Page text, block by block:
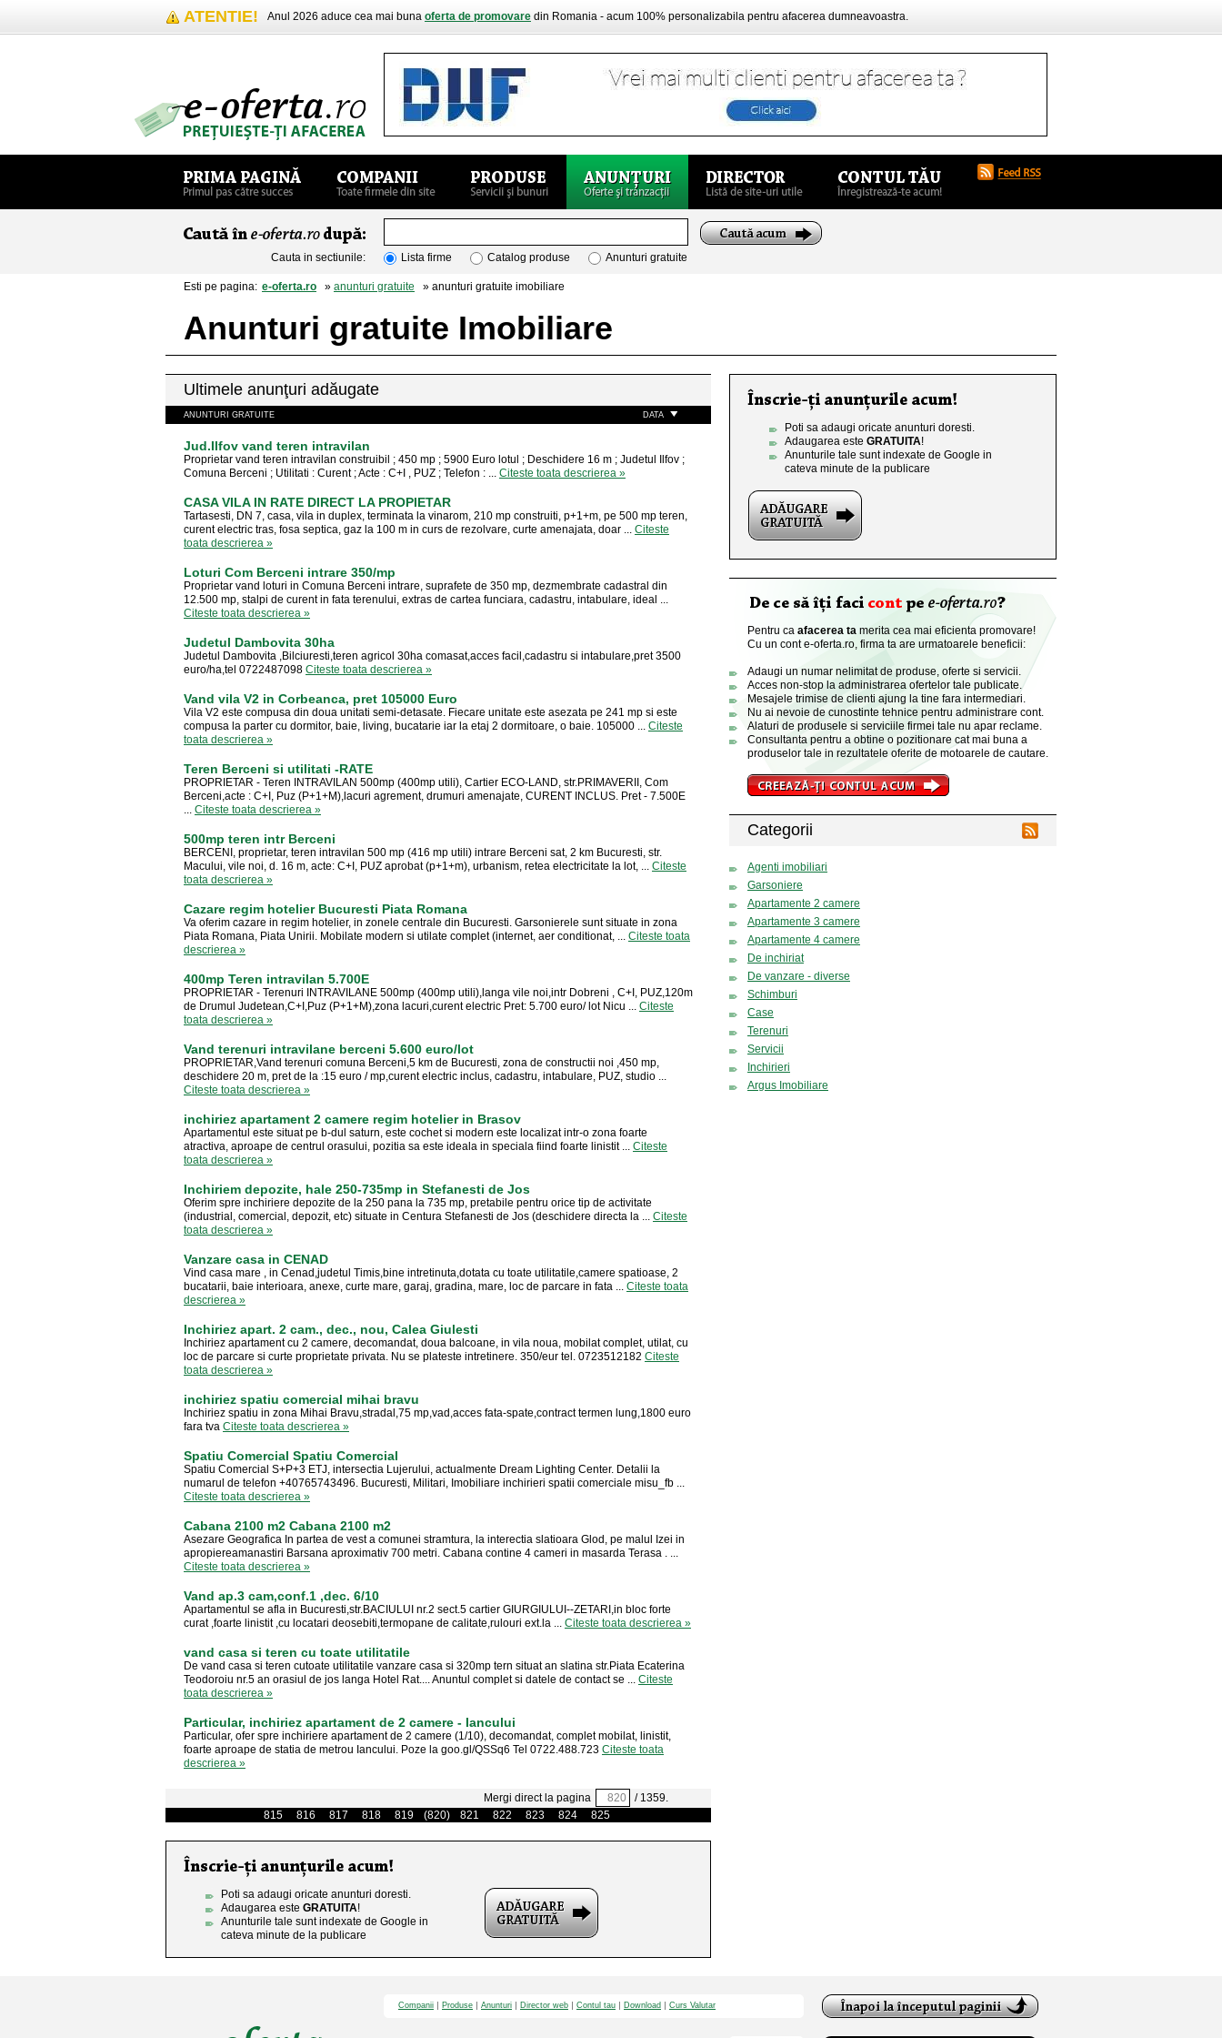
ATENTIE! Anul 2026 aduce cea mai buna oferta de promovare din Romania - acum 100% personalizabila pentru afacerea dumneavoastra.
Cauta in sectiunile: Lista firme Catalog produse Anunturi gratuite
Esti pe pagina: e-oferta.ro » anunturi gratuite » anunturi gratuite imobiliare
Anunturi gratuite Imobiliare
Ultimele anunţuri adăugate
ANUNTURI GRATUITE DATA
Jud.Ilfov vand teren intravilan
Proprietar vand teren intravilan construibil ; 450 mp ; 5900 Euro lotul ; Deschidere 16 m ; Judetul Ilfov ;
Comuna Berceni ; Utilitati : Curent ; Acte : C+I , PUZ ; Telefon : ... Citeste toata descrierea »
CASA VILA IN RATE DIRECT LA PROPIETAR
Tartasesti, DN 7, casa, vila in duplex, terminata la vinarom, 210 mp construiti, p+1+m, pe 500 mp teren,
curent electric tras, fosa septica, gaz la 100 m in curs de rezolvare, curte amenajata, doar ... Citeste
toata descrierea »
Loturi Com Berceni intrare 350/mp
Proprietar vand loturi in Comuna Berceni intrare, suprafete de 350 mp, dezmembrate cadastral din
12.500 mp, stalpi de curent in fata terenului, extras de cartea funciara, cadastru, intabulare, ideal ...
Citeste toata descrierea »
Judetul Dambovita 30ha
Judetul Dambovita ,Bilciuresti,teren agricol 30ha comasat,acces facil,cadastru si intabulare,pret 3500
euro/ha,tel 0722487098 Citeste toata descrierea »
Vand vila V2 in Corbeanca, pret 105000 Euro
Vila V2 este compusa din doua unitati semi-detasate. Fiecare unitate este asezata pe 241 mp si este
compusa la parter cu dormitor, baie, living, bucatarie iar la etaj 2 dormitoare, o baie. 105000 ... Citeste
toata descrierea »
Teren Berceni si utilitati -RATE
PROPRIETAR - Teren INTRAVILAN 500mp (400mp utili), Cartier ECO-LAND, str.PRIMAVERII, Com
Berceni,acte : C+I, Puz (P+1+M),lacuri agrement, drumuri amenajate, CURENT INCLUS. Pret - 7.500E
... Citeste toata descrierea »
500mp teren intr Berceni
BERCENI, proprietar, teren intravilan 500 mp (416 mp utili) intrare Berceni sat, 2 km Bucuresti, str.
Macului, vile noi, d. 16 m, acte: C+I, PUZ aprobat (p+1+m), urbanism, retea electricitate la lot, ... Citeste
toata descrierea »
Cazare regim hotelier Bucuresti Piata Romana
Va oferim cazare in regim hotelier, in zonele centrale din Bucuresti. Garsonierele sunt situate in zona
Piata Romana, Piata Unirii. Mobilate modern si utilate complet (internet, aer conditionat, ... Citeste toata
descrierea »
400mp Teren intravilan 5.700E
PROPRIETAR - Terenuri INTRAVILANE 500mp (400mp utili),langa vile noi,intr Dobreni , C+I, PUZ,120m
de Drumul Judetean,C+I,Puz (P+1+M),zona lacuri,curent electric Pret: 5.700 euro/ lot Nicu ... Citeste
toata descrierea »
Vand terenuri intravilane berceni 5.600 euro/lot
PROPRIETAR,Vand terenuri comuna Berceni,5 km de Bucuresti, zona de constructii noi ,450 mp,
deschidere 20 m, pret de la :15 euro / mp,curent electric inclus, cadastru, intabulare, PUZ, studio ...
Citeste toata descrierea »
inchiriez apartament 2 camere regim hotelier in Brasov
Apartamentul este situat pe b-dul saturn, este cochet si modern este localizat intr-o zona foarte
atractiva, aproape de centrul orasului, pozitia sa este ideala in speciala fiind foarte linistit ... Citeste
toata descrierea »
Inchiriem depozite, hale 250-735mp in Stefanesti de Jos
Oferim spre inchiriere depozite de la 250 pana la 735 mp, pretabile pentru orice tip de activitate
(industrial, comercial, depozit, etc) situate in Centura Stefanesti de Jos (deschidere directa la ... Citeste
toata descrierea »
Vanzare casa in CENAD
Vind casa mare , in Cenad,judetul Timis,bine intretinuta,dotata cu toate utilitatile,camere spatioase, 2
bucatarii, baie interioara, anexe, curte mare, garaj, gradina, mare, loc de parcare in fata ... Citeste toata
descrierea »
Inchiriez apart. 2 cam., dec., nou, Calea Giulesti
Inchiriez apartament cu 2 camere, decomandat, doua balcoane, in vila noua, mobilat complet, utilat, cu
loc de parcare si curte proprietate privata. Nu se plateste intretinere. 350/eur tel. 0723512182 Citeste
toata descrierea »
inchiriez spatiu comercial mihai bravu
Inchiriez spatiu in zona Mihai Bravu,stradal,75 mp,vad,acces fata-spate,contract termen lung,1800 euro
fara tva Citeste toata descrierea »
Spatiu Comercial Spatiu Comercial
Spatiu Comercial S+P+3 ETJ, intersectia Lujerului, actualmente Dream Lighting Center. Detalii la
numarul de telefon +40765743496. Bucuresti, Militari, Imobiliare inchirieri spatii comerciale misu_fb ...
Citeste toata descrierea »
Cabana 2100 m2 Cabana 2100 m2
Asezare Geografica In partea de vest a comunei stramtura, la interectia slatioara Glod, pe malul Izei in
apropiereamanastiri Barsana aproximativ 700 metri. Cabana contine 4 cameri in masarda Terasa . ...
Citeste toata descrierea »
Vand ap.3 cam,conf.1 ,dec. 6/10
Apartamentul se afla in Bucuresti,str.BACIULUI nr.2 sect.5 cartier GIURGIULUI--ZETARI,in bloc forte
curat ,foarte linistit ,cu locatari deosebiti,termopane de calitate,rulouri ext.la ... Citeste toata descrierea »
vand casa si teren cu toate utilitatile
De vand casa si teren cutoate utilitatile vanzare casa si 320mp tern situat an slatina str.Piata Ecaterina
Teodoroiu nr.5 an orasiul de jos langa Hotel Rat.... Anuntul complet si datele de contact se ... Citeste
toata descrierea »
Particular, inchiriez apartament de 2 camere - Iancului
Particular, ofer spre inchiriere apartament de 2 camere (1/10), decomandat, complet mobilat, linistit,
foarte aproape de statia de metrou Iancului. Poze la goo.gl/QSSq6 Tel 0722.488.723 Citeste toata
descrierea »
Mergi direct la pagina
/ 1359.
815
816 817 818 819 (820) 821 822 823 824 825
Poti sa adaugi oricate anunturi doresti.
Adaugarea este GRATUITA!
Anunturile tale sunt indexate de Google in
cateva minute de la publicare
Poti sa adaugi oricate anunturi doresti.
Adaugarea este GRATUITA!
Anunturile tale sunt indexate de Google in
cateva minute de la publicare
Pentru ca afacerea ta merita cea mai eficienta promovare!
Cu un cont e-oferta.ro, firma ta are urmatoarele beneficii:
Adaugi un numar nelimitat de produse, oferte si servicii.
Acces non-stop la administrarea ofertelor tale publicate.
Mesajele trimise de clienti ajung la tine fara intermediari.
Nu ai nevoie de cunostinte tehnice pentru administrare cont.
Alaturi de produsele si serviciile firmei tale nu apar reclame.
Consultanta pentru a obtine o pozitionare cat mai buna a
produselor tale in rezultatele oferite de motoarele de cautare.
Categorii
Agenti imobiliari
Garsoniere
Apartamente 2 camere
Apartamente 3 camere
Apartamente 4 camere
De inchiriat
De vanzare - diverse
Schimburi
Case
Terenuri
Servicii
Inchirieri
Argus Imobiliare
Companii Produse Anunturi Director web Contul tau Download Curs Valutar